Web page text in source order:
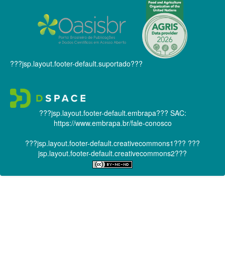
???jsp.layout.footer-default.suportado???
???jsp.layout.footer-default.embrapa??? SAC:
https://www.embrapa.br/fale-conosco
???jsp.layout.footer-default.creativecommons1??? ???
jsp.layout.footer-default.creativecommons2???